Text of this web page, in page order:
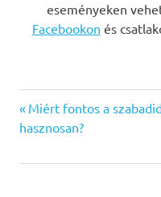
eseményeken
Facebookon és
Bejegyzés
Previous
Post:
Miért fontos a
hasznosan?